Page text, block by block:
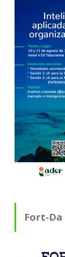
Fort-Da